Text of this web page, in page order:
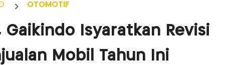
OTOMOTIF
Gaikindo Isyaratkan Revisi
Mobil Tahun Ini